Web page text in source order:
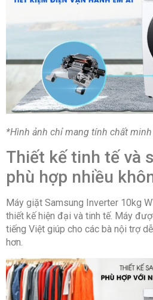
*Hình ảnh chỉ mang tính chất minh
Thiết kế tinh tế và
phù hợp nhiều
Máy giặt Samsung Inverter 10kg
thiết kế hiện đại và tinh tế. Máy
tiếng Việt giúp cho các bà nội trợ
hơn.